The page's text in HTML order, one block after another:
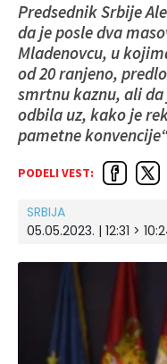
Predsednik Srbije
da je posle dva
Mladenovcu, u
od 20 ranjeno,
smrtnu kaznu, ali
odbila uz, kako je
pametne
PODELI VEST:
SRBIJA
05.05.2023. | 12:31 >